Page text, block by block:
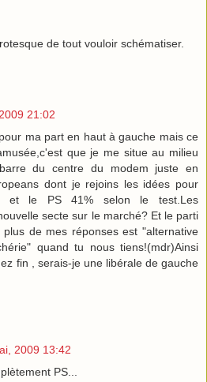
de tout vouloir schématiser.
21:02
ma part en haut à gauche mais ce
que je me situe au milieu
du centre du modem juste en
dont je rejoins les idées pour
et le PS 41% selon le test.Les
secte sur le marché? Et le parti
de mes réponses est "alternative
quand tu nous tiens!(mdr)Ainsi
fin , serais-je une libérale de gauche
2009 13:42
PS...